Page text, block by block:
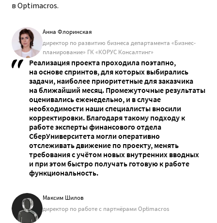
в Optimacros.
Анна Флоринская
директор по развитию бизнеса департамента «Бизнес-
планирование» ГК «КОРУС Консалтинг»
Реализация проекта проходила поэтапно,
на основе спринтов, для которых выбирались
задачи, наиболее приоритетные для заказчика
на ближайший месяц. Промежуточные результаты
оценивались еженедельно, и в случае
необходимости наши специалисты вносили
корректировки. Благодаря такому подходу к
работе эксперты финансового отдела
СберУниверситета могли оперативно
отслеживать движение по проекту, менять
требования с учётом новых внутренних вводных
и при этом быстро получать готовую к работе
функциональность.
Максим Шилов
директор по работе с партнёрами Optimacros